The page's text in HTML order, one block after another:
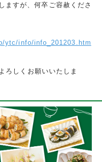
ますが、何卒ご容赦くださ
ytc/info/info_201203.htm
ろしくお願いいたしま